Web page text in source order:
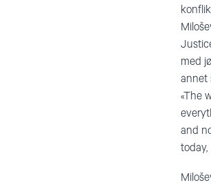
med
annet
«The
and
today,